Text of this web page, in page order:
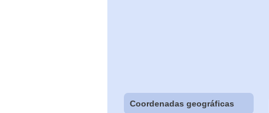
Coordenadas geográficas